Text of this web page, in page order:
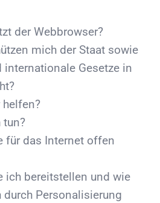
der Webbrowser?
mich der Staat sowie
internationale Gesetze in
tun?
für das Internet offen
ich bereitstellen und wie
durch Personalisierung